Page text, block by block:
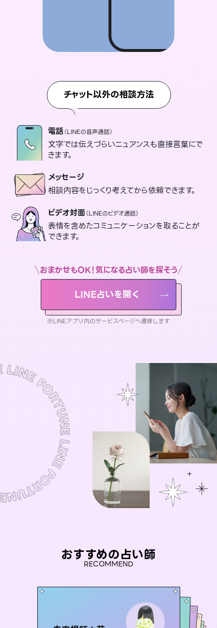
チャット以外の相談方法
電話（LINEの音声通話）
文字では伝えづらいニュアンスも直接言葉にで
きます。
メッセージ
相談内容をじっくり考えてから依頼できます。
ビデオ対面（LINEのビデオ通話）
表情を含めたコミュニケーションを取ることが
できます。
おまかせもOK！気になる占い師を探そう
LINE占いを開く
※LINEアプリ内のサービスページへ遷移します
おすすめの占い師
RECOMMEND